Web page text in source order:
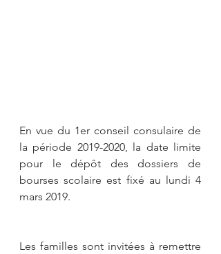
En vue du 1er conseil consulaire de
la période 2019-2020, la date limite
pour le dépôt des dossiers de
bourses scolaire est fixé au lundi 4
mars 2019.
Les familles sont invitées à remettre